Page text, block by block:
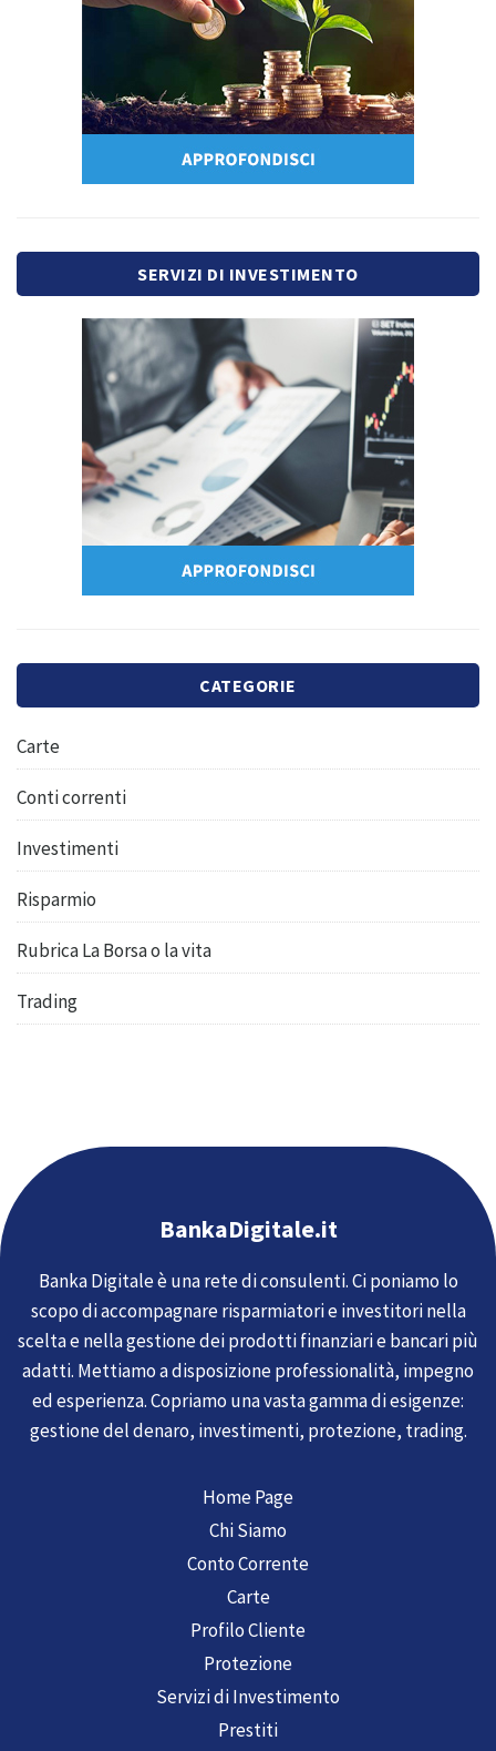
SERVIZI DI INVESTIMENTO
CATEGORIE
Carte
Conti correnti
Investimenti
Risparmio
Rubrica La Borsa o la vita
Trading
BankaDigitale.it
Banka Digitale è una rete di consulenti. Ci poniamo lo
scopo di accompagnare risparmiatori e investitori nella
scelta e nella gestione dei prodotti finanziari e bancari più
adatti. Mettiamo a disposizione professionalità, impegno
ed esperienza. Copriamo una vasta gamma di esigenze:
gestione del denaro, investimenti, protezione, trading.
Home Page
Chi Siamo
Conto Corrente
Carte
Profilo Cliente
Protezione
Servizi di Investimento
Prestiti